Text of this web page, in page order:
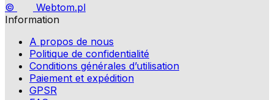
©
Webtom.pl
Information
A propos de nous
Politique de confidentialité
Conditions générales d’utilisation
Paiement et expédition
GPSR